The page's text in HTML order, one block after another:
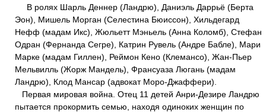
В ролях Шарль Деннер (Ландрю), Даниэль Даррьё (Берта
Эон), Мишель Морган (Селестина Бюиссон), Хильдегард
Нефф (мадам Икс), Жюльетт Мэньель (Анна Коломб), Стефан
Одран (Фернанда Сегре), Катрин Рувель (Андре Бабле), Мари
Марке (мадам Гиллен), Реймон Кено (Клемансо), Жан-Пьер
Мельвилль (Жорж Мандель), Франсуаза Люгань (мадам
Ландрю), Клод Мансар (адвокат Моро-Джаффери).
Первая мировая война. Отец 11 детей Анри-Дезире Ландрю
пытается прокормить семью, находя одиноких женщин по